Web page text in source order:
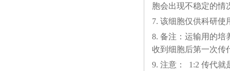
胞会出现不稳定的
7. 该细胞仅供科研使
8. 备注：运输用的
收到细胞后第一次传
9. 注意： 1:2 传代就